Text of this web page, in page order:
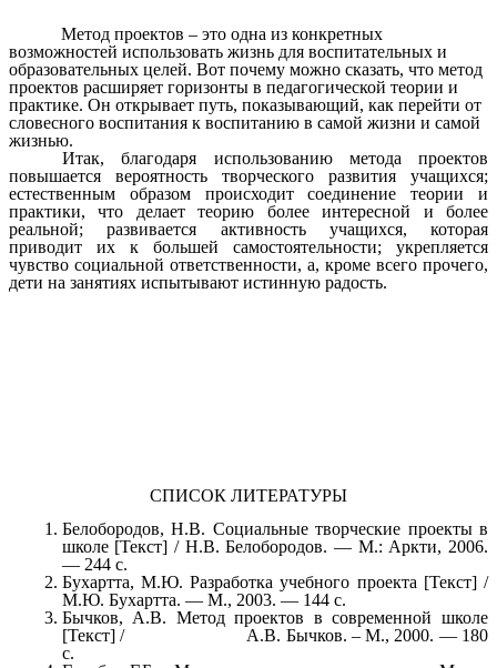
Метод проектов – это одна из конкретных
возможностей использовать жизнь для воспитательных и
образовательных целей. Вот почему можно сказать, что метод
проектов расширяет горизонты в педагогической теории и
практике. Он открывает путь, показывающий, как перейти от
словесного воспитания к воспитанию в самой жизни и самой
жизнью.
Итак, благодаря использованию метода проектов
повышается вероятность творческого развития учащихся;
естественным образом происходит соединение теории и
практики, что делает теорию более интересной и более
реальной; развивается активность учащихся, которая
приводит их к большей самостоятельности; укрепляется
чувство социальной ответственности, а, кроме всего прочего,
дети на занятиях испытывают истинную радость.
СПИСОК ЛИТЕРАТУРЫ
Белобородов, Н.В. Социальные творческие проекты в
школе [Текст] / Н.В. Белобородов. — М.: Аркти, 2006.
— 244 с.
Бухартта, М.Ю. Разработка учебного проекта [Текст] /
М.Ю. Бухартта. — М., 2003. — 144 с.
Бычков, А.В. Метод проектов в современной школе
[Текст] / А.В. Бычков. – М., 2000. — 180
с.